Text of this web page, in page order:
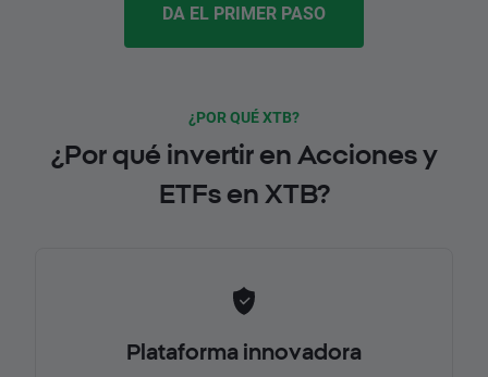
DA EL PRIMER PASO
¿POR QUÉ XTB?
¿Por qué invertir en Acciones y
ETFs en XTB?
Plataforma innovadora